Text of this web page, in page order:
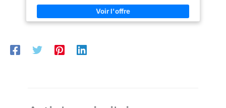
considérablement la croissance de bactéries. Idéal pour
garder les aliments plus frais, plus longtemps Triple Tech
Cooling : le triple système de refroidissement dans le
Super Cool : la fonction Super Cool peut rapidement refroidir la
température intérieure et maintenir le compartiment